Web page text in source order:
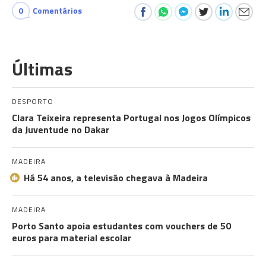
0 Comentários
Últimas
DESPORTO
Clara Teixeira representa Portugal nos Jogos Olímpicos
da Juventude no Dakar
MADEIRA
Há 54 anos, a televisão chegava à Madeira
MADEIRA
Porto Santo apoia estudantes com vouchers de 50
euros para material escolar